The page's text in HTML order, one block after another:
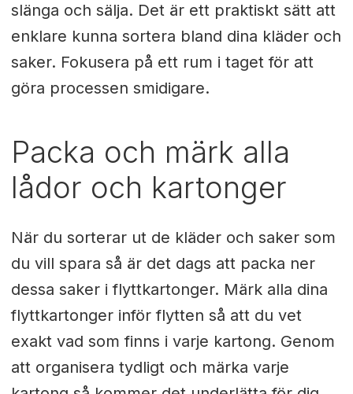
slänga och sälja. Det är ett praktiskt sätt att
enklare kunna sortera bland dina kläder och
saker. Fokusera på ett rum i taget för att
göra processen smidigare.
Packa och märk alla
lådor och kartonger
När du sorterar ut de kläder och saker som
du vill spara så är det dags att packa ner
dessa saker i flyttkartonger. Märk alla dina
flyttkartonger inför flytten så att du vet
exakt vad som finns i varje kartong. Genom
att organisera tydligt och märka varje